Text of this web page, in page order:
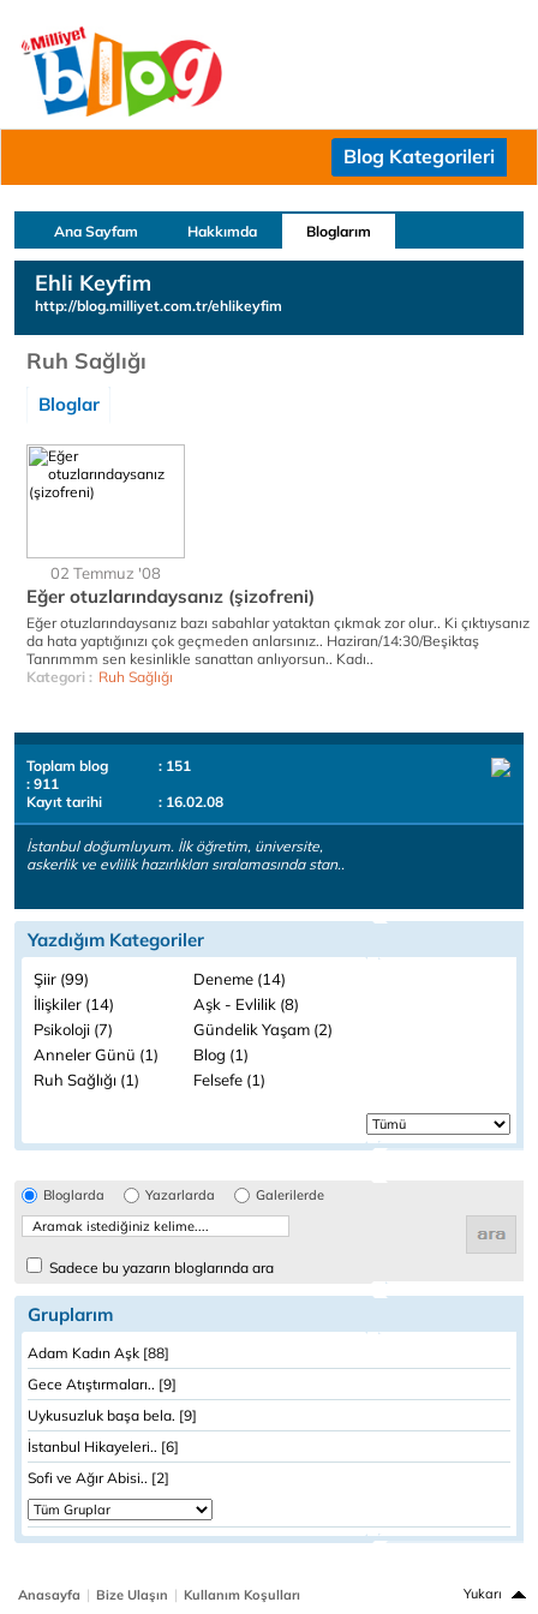
Blog Kategorileri
Ana Sayfam Hakkımda Bloglarım
Ehli Keyfim
http://blog.milliyet.com.tr/ehlikeyfim
Ruh Sağlığı
Bloglar
02 Temmuz '08
Eğer otuzlarındaysanız (şizofreni)
Eğer otuzlarındaysanız bazı sabahlar yataktan çıkmak zor olur.. Ki çıktıysanız
da hata yaptığınızı çok geçmeden anlarsınız.. Haziran/14:30/Beşiktaş
Tanrımmm sen kesinlikle sanattan anlıyorsun.. Kadı..
Kategori : Ruh Sağlığı
Toplam blog
: 151
: 911
Kayıt tarihi
: 16.02.08
İstanbul doğumluyum. İlk öğretim, üniversite,
askerlik ve evlilik hazırlıkları sıralamasında stan..
Yazdığım Kategoriler
Şiir (99)
Deneme (14)
İlişkiler (14)
Aşk - Evlilik (8)
Psikoloji (7)
Gündelik Yaşam (2)
Anneler Günü (1)
Blog (1)
Ruh Sağlığı (1)
Felsefe (1)
Bloglarda Yazarlarda Galerilerde
Sadece bu yazarın bloglarında ara
Gruplarım
Adam Kadın Aşk [88]
Gece Atıştırmaları.. [9]
Uykusuzluk başa bela. [9]
İstanbul Hikayeleri.. [6]
Sofi ve Ağır Abisi.. [2]
Anasayfa | Bize Ulaşın | Kullanım Koşulları Yukarı